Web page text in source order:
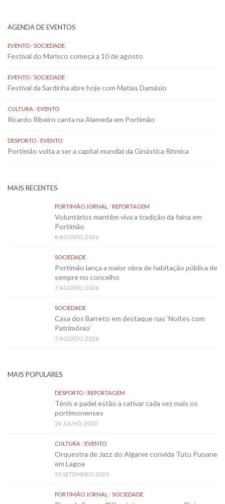
AGENDA DE EVENTOS
EVENTO/SOCIEDADE
Festival do Marisco começa a 10 de agosto
EVENTO/SOCIEDADE
Festival da Sardinha abre hoje com Matias Damásio
CULTURA/EVENTO
Ricardo Ribeiro canta na Alameda em Portimão
DESPORTO/EVENTO
Portimão volta a ser a capital mundial da Ginástica Rítmica
MAIS RECENTES
PORTIMÃO JORNAL /REPORTAGEM
Voluntários mantêm viva a tradição da faina em
Portimão
8 AGOSTO, 2026
SOCIEDADE
Portimão lança a maior obra de habitação pública de
sempre no concelho
7 AGOSTO, 2026
SOCIEDADE
Casa dos Barreto em destaque nas ‘Noites com
Património’
7 AGOSTO, 2026
MAIS POPULARES
DESPORTO/REPORTAGEM
Ténis e padel estão a cativar cada vez mais os
portimonenses
24 JULHO, 2020
CULTURA/EVENTO
Orquestra de Jazz do Algarve convida Tutu Puoane
em Lagoa
25 SETEMBRO, 2020
PORTIMÃO JORNAL /SOCIEDADE